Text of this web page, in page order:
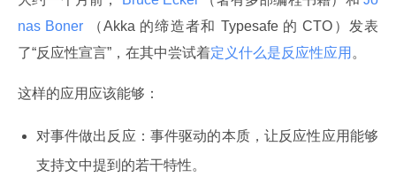
nas Boner
（Akka 的缔造者和 Typesafe 的 CTO）发表
了“反应性宣言”，在其中尝试着定义什么是反应性应用 。
这样的应用应该能够：
对事件做出反应：事件驱动的本质，让反应性应用能够
支持文中提到的若干特性。